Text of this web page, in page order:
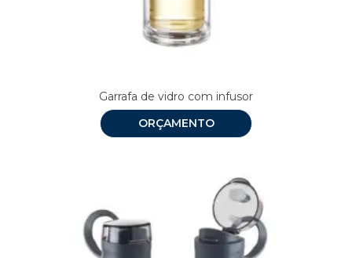
Garrafa de vidro com infusor
ORÇAMENTO